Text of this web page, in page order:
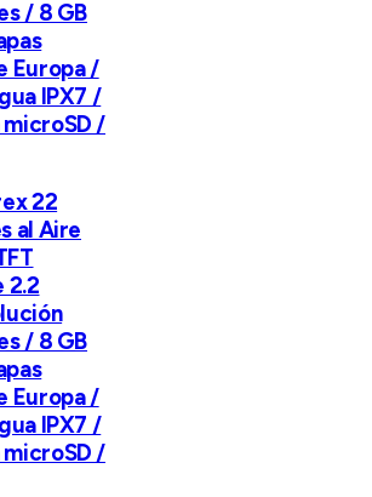
/ 8 GB
Europa /
IPX7 /
/
22
al Aire
2.2
/ 8 GB
Europa /
IPX7 /
/